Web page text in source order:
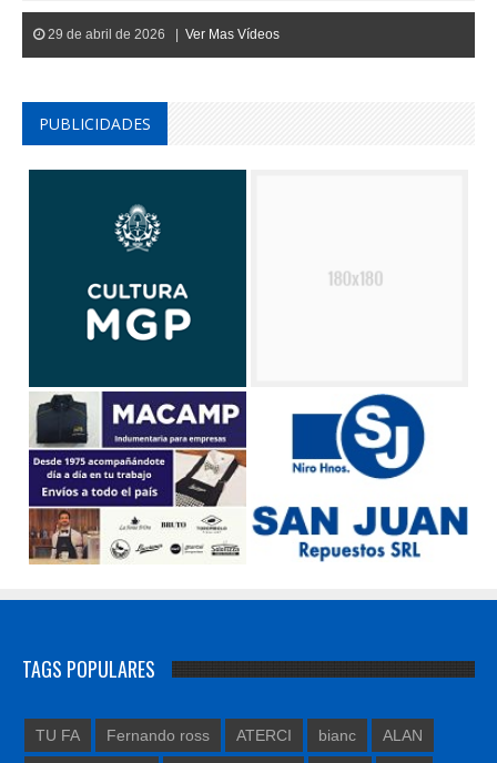
29 de abril de 2026 | Ver Mas Vídeos
PUBLICIDADES
TAGS POPULARES
TU FA Fernando ross ATERCI bianc ALAN